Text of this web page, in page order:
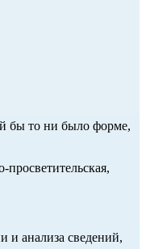
бы то ни было форме,
и анализа сведений,